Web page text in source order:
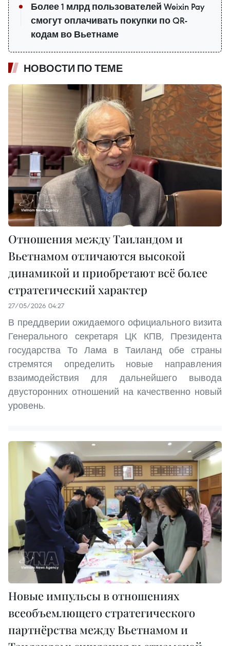
Более 1 млрд пользователей Weixin Pay
смогут оплачивать покупки по QR-
кодам во Вьетнаме
НОВОСТИ ПО ТЕМЕ
Отношения между Таиландом и
Вьетнамом отличаются высокой
динамикой и приобретают всё более
стратегический характер
27/05/2026 04:27
В преддверии ожидаемого официального визита
Генерального секретаря ЦК КПВ, Президента
государства То Лама в Таиланд обе страны
стремятся определить новые направления
взаимодействия для дальнейшего вывода
двусторонних отношений на качественно новый
уровень.
Новые импульсы в отношениях
всеобъемлющего стратегического
партнёрства между Вьетнамом и